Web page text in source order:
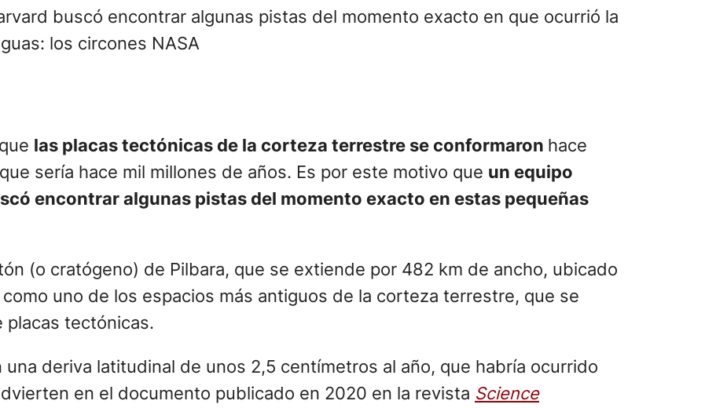
buscó encontrar algunas pistas del momento exacto en que ocurrió la
los circones NASA
las placas tectónicas de la corteza terrestre se conformaron hace
sería hace mil millones de años. Es por este motivo que un equipo
encontrar algunas pistas del momento exacto en estas pequeñas
(o cratógeno) de Pilbara, que se extiende por 482 km de ancho, ubicado
uno de los espacios más antiguos de la corteza terrestre, que se
placas tectónicas.
deriva latitudinal de unos 2,5 centímetros al año, que habría ocurrido
en el documento publicado en 2020 en la revista Science